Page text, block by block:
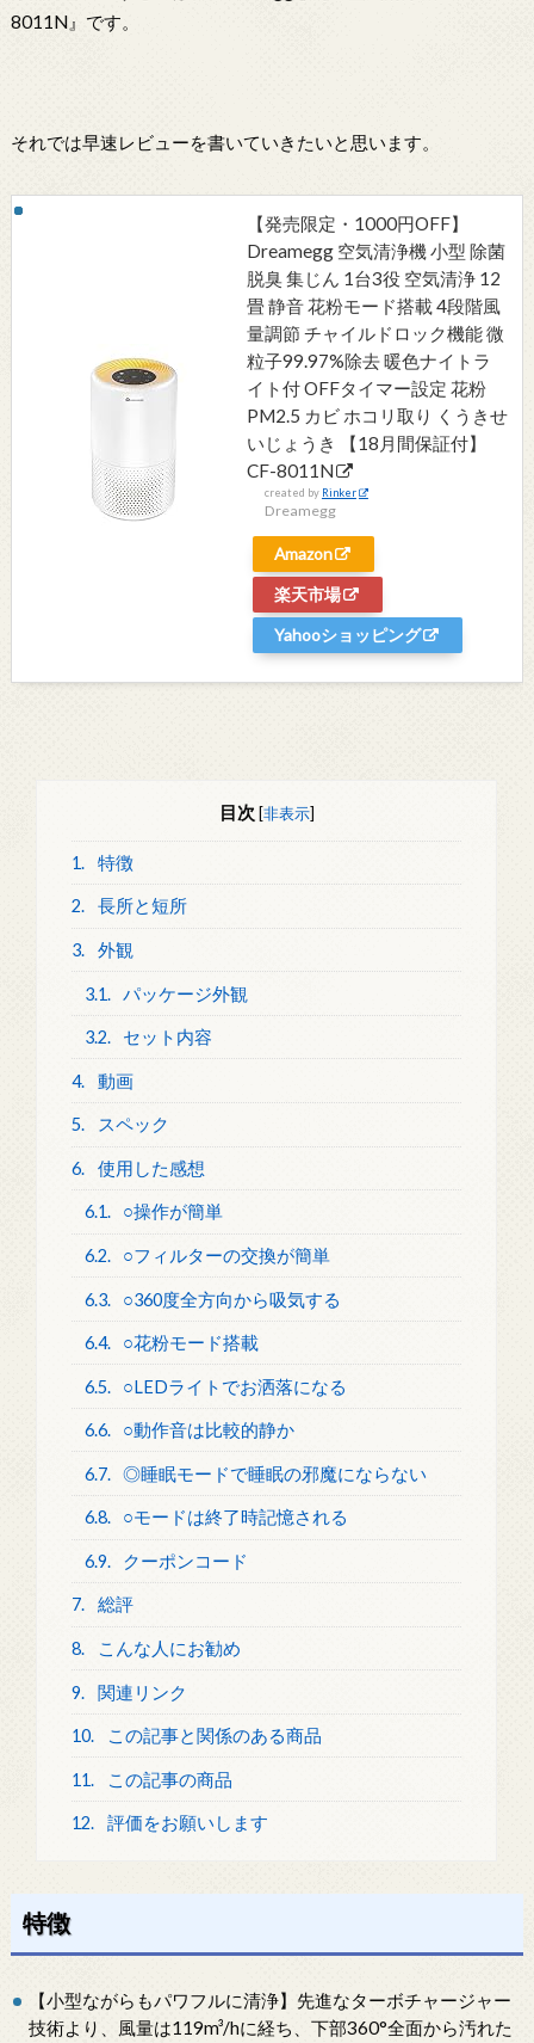
8011N』です。
それでは早速レビューを書いていきたいと思います。
【発売限定・1000円OFF】
Dreamegg 空気清浄機 小型 除菌
脱臭 集じん 1台3役 空気清浄 12
畳 静音 花粉モード搭載 4段階風
量調節 チャイルドロック機能 微
粒子99.97%除去 暖色ナイトラ
イト付 OFFタイマー設定 花粉
PM2.5 カビ ホコリ取り くうきせ
いじょうき 【18月間保証付】
CF-8011N
created by Rinker
Dreamegg
Amazon
楽天市場
Yahooショッピング
目次 [非表示]
1. 特徴
2. 長所と短所
3. 外観
3.1. パッケージ外観
3.2. セット内容
4. 動画
5. スペック
6. 使用した感想
6.1. ○操作が簡単
6.2. ○フィルターの交換が簡単
6.3. ○360度全方向から吸気する
6.4. ○花粉モード搭載
6.5. ○LEDライトでお洒落になる
6.6. ○動作音は比較的静か
6.7. ◎睡眠モードで睡眠の邪魔にならない
6.8. ○モードは終了時記憶される
6.9. クーポンコード
7. 総評
8. こんな人にお勧め
9. 関連リンク
10. この記事と関係のある商品
11. この記事の商品
12. 評価をお願いします
特徴
【小型ながらもパワフルに清浄】先進なターボチャージャー
技術より、風量は119m³/hに経ち、下部360°全面から汚れた